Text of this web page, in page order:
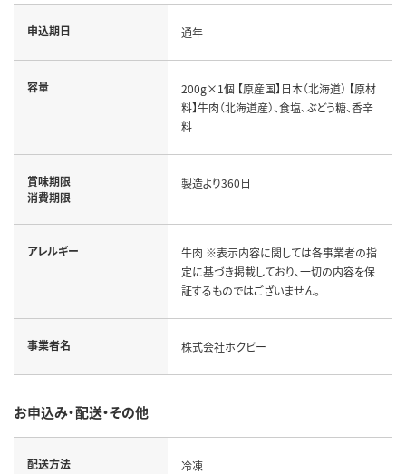
申込期日 通年
容量
200g×1個 【原産国】日本（北海道） 【原材
料】牛肉（北海道産）、食塩、ぶどう糖、香辛
料
賞味期限
消費期限
製造より360日
アレルギー
牛肉 ※表示内容に関しては各事業者の指
定に基づき掲載しており、一切の内容を保
証するものではございません。
事業者名 株式会社ホクビー
お申込み・配送・その他
配送方法 冷凍